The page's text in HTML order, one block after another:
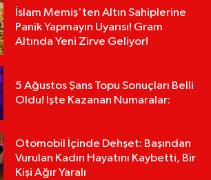
İslam Memiş'ten Altın Sahiplerine
Panik Yapmayın Uyarısı! Gram
Altında Yeni Zirve Geliyor!
5 Ağustos Şans Topu Sonuçları Belli
Oldu! İşte Kazanan Numaralar:
Otomobil İçinde Dehşet: Başından
Vurulan Kadın Hayatını Kaybetti, Bir
Kişi Ağır Yaralı